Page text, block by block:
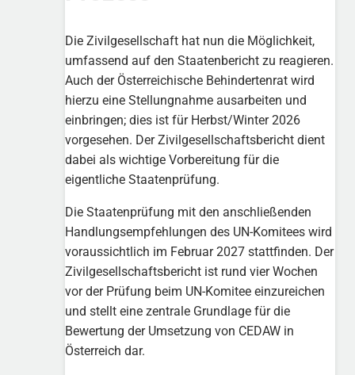
Die Zivilgesellschaft hat nun die Möglichkeit,
umfassend auf den Staatenbericht zu reagieren.
Auch der Österreichische Behindertenrat wird
hierzu eine Stellungnahme ausarbeiten und
einbringen; dies ist für Herbst/Winter 2026
vorgesehen. Der Zivilgesellschaftsbericht dient
dabei als wichtige Vorbereitung für die
eigentliche Staatenprüfung.
Die Staatenprüfung mit den anschließenden
Handlungsempfehlungen des UN-Komitees wird
voraussichtlich im Februar 2027 stattfinden. Der
Zivilgesellschaftsbericht ist rund vier Wochen
vor der Prüfung beim UN-Komitee einzureichen
und stellt eine zentrale Grundlage für die
Bewertung der Umsetzung von CEDAW in
Österreich dar.